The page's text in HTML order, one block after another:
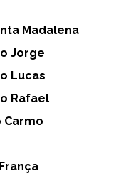
Madalena
Jorge
Lucas
Rafael
Carmo